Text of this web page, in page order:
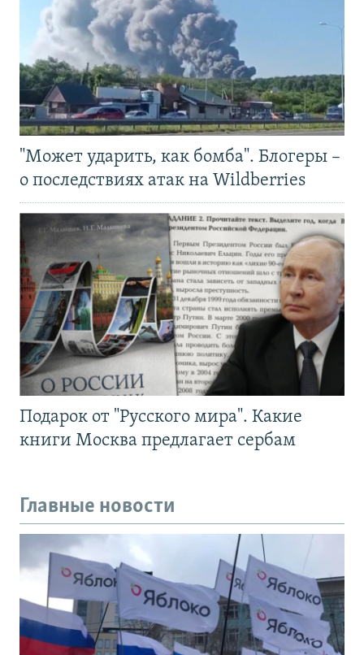
"Может ударить, как бомба". Блогеры –
о последствиях атак на Wildberries
Подарок от "Русского мира". Какие
книги Москва предлагает сербам
Главные новости